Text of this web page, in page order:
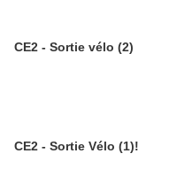
CE2 - Sortie vélo (2)
CE2 - Sortie Vélo (1)!